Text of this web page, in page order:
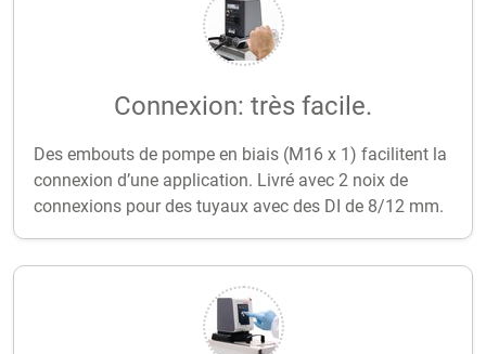
Connexion: très facile.
Des embouts de pompe en biais (M16 x 1) facilitent la
connexion d’une application. Livré avec 2 noix de
connexions pour des tuyaux avec des DI de 8/12 mm.